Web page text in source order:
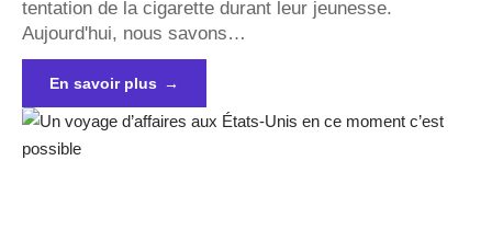
tentation de la cigarette durant leur jeunesse.
Aujourd'hui, nous savons…
En savoir plus